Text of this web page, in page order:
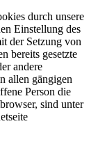
durch unsere
Einstellung des
der Setzung von
bereits gesetzte
andere
allen gängigen
Person die
sind unter